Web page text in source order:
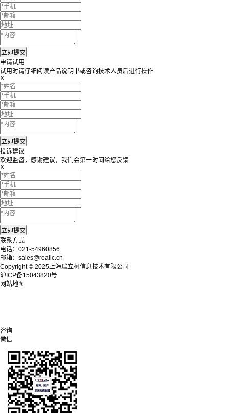
申请试用
试用时请仔细阅读产品说明书或咨询技术人员后进行操作
X
投诉建议
欢迎监督，感谢建议，我们会第一时间给您反馈
X
联系方式
电话：021-54960856
邮箱：sales@realic.cn
Copyright © 2025上海瑞立柯信息技术有限公司
沪ICP备15043820号
网站地图
咨询
微信